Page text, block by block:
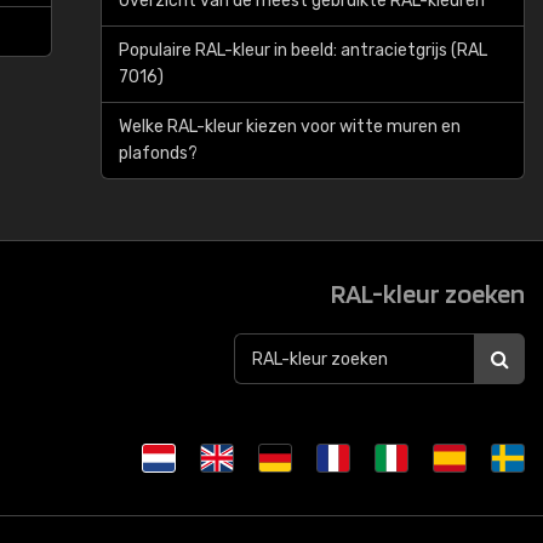
Populaire RAL-kleur in beeld: antracietgrijs (RAL
7016)
Welke RAL-kleur kiezen voor witte muren en
plafonds?
RAL-kleur zoeken